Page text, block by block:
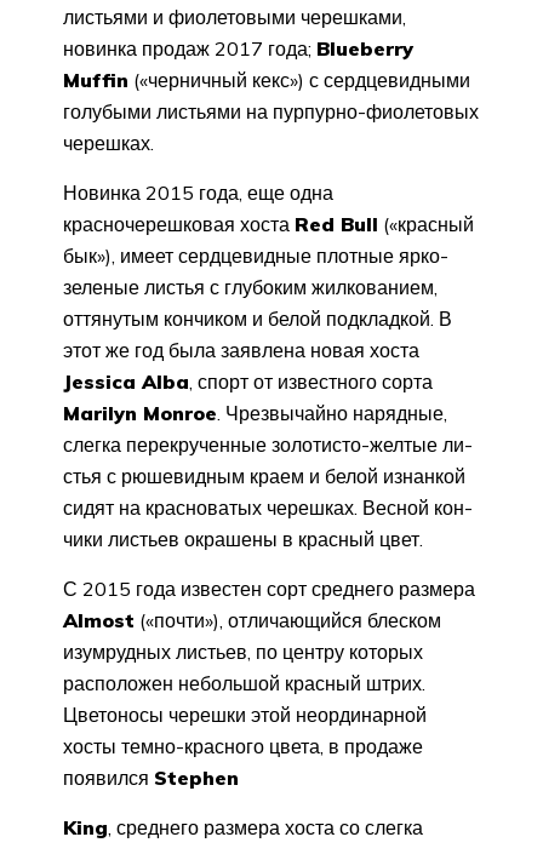
листьями и фиолетовыми черешками,
новинка продаж 2017 года; Blueberry
Muffin («черничный кекс») с сердцевидными
голубыми листьями на пурпурно-фиолетовых
черешках.
Новинка 2015 года, еще одна
красночерешковая хоста Red Bull («красный
бык»), имеет сердцевидные плотные ярко-
зеленые листья с глубоким жил­кованием,
оттянутым кончиком и белой подкладкой. В
этот же год была заявлена новая хоста
JessicaAlba, спорт от извест­ного сорта
Marilyn Monroe. Чрезвычайно нарядные,
слегка перекрученные золотисто-желтые ли­
стья с рюшевидным кра­ем и белой изнанкой
сидят на красноватых черешках. Весной кон­
чики листьев окрашены в красный цвет.
С 2015 года известен сорт среднего размера
Almost («почти»), отличающийся блеском
изумрудных листьев, по центру которых
расположен небольшой красный штрих.
Цветоносы черешки этой неординарной
хосты темно-красного цвета, в продаже
появился Stephen
King, среднего размера хоста со слегка